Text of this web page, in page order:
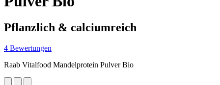
Pflanzlich & calciumreich
4 Bewertungen
Raab Vitalfood Mandelprotein Pulver Bio